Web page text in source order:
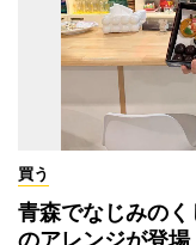
買う
青森でなじみの
のアレンジが登場